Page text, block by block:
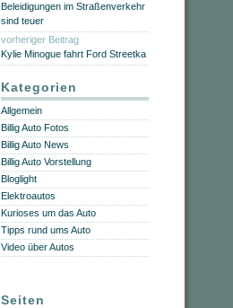
Beleidigungen im Straßenverkehr
sind teuer
vorheriger Beitrag
Kylie Minogue fahrt Ford Streetka
Kategorien
Allgemein
Billig Auto Fotos
Billig Auto News
Billig Auto Vorstellung
Bloglight
Elektroautos
Kurioses um das Auto
Tipps rund ums Auto
Video über Autos
Seiten